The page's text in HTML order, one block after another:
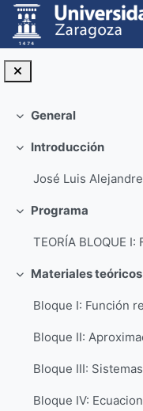
Skip to main content
Collapse
General
Collapse
Introducción
Collapse
Programa
Collapse
Materiales teóricos